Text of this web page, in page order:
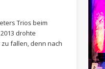
Trios beim
drohte
fallen, denn nach